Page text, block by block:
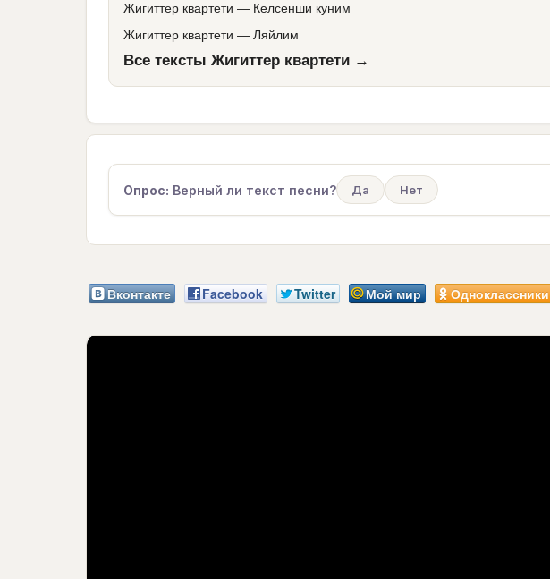
Жигиттер квартети — Келсенши куним
Жигиттер квартети — Ляйлим
Все тексты Жигиттер квартети →
Опрос: Верный ли текст песни? Да Нет
Вконтакте Facebook Twitter Мой мир Одноклассники